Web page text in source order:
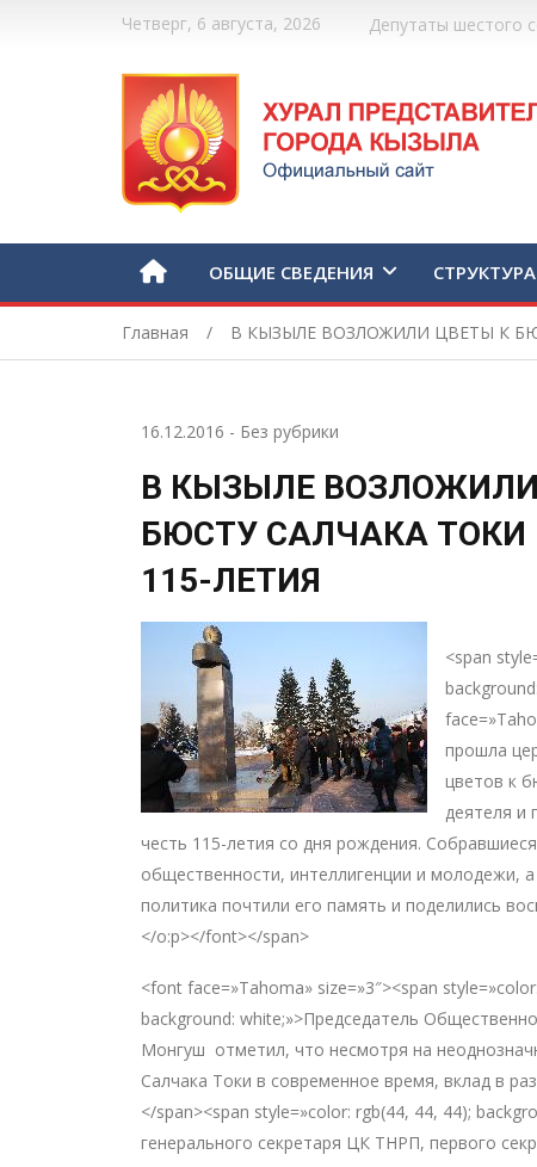
Четверг, 6 августа, 2026 Депутаты шестого
ОБЩИЕ СВЕДЕНИЯ СТРУКТУРА
Главная В КЫЗЫЛЕ ВОЗЛОЖИЛИ ЦВЕТЫ К
16.12.2016 - Без рубрики
В КЫЗЫЛЕ
БЮСТУ САЛЧАКА ТОКИ
115-ЛЕТИЯ
<span
прошла
цветов к
деятеля и
честь 115-летия со дня рождения.
общественности, интеллигенции и молодежи,
политика почтили его память и поделились
</o:p></font></span>
<font face=»Tahoma» size=»3″><span
background: white;»>Председатель
Монгуш отметил, что несмотря на
Салчака Токи в современное время, вклад в
</span><span style=»color: rgb(44, 44, 44);
генерального секретаря ЦК ТНРП, первого